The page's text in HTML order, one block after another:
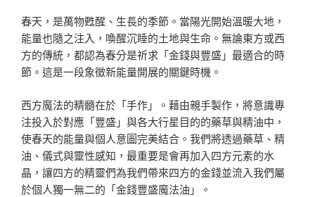
春天，是萬物甦醒、生長的季節。當陽光開始溫暖大地，
能量也隨之注入，喚醒沉睡的土地與生命。無論東方或西
方的傳統，都認為春分是祈求「金錢與豐盛」最適合的時
節。這是一段象徵新能量開展的關鍵時機。
西方魔法的精髓在於「手作」。藉由親手製作，將意識專
注投入於對應「豐盛」與各大行星目的的藥草與精油中，
使春天的能量與個人意圖完美結合。我們將透過藥草、精
油、儀式與靈性感知，最重要是會再加入四方元素的水
晶，讓四方的精靈們為我們帶來四方的金錢並流入我們屬
於個人獨一無二的「金錢豐盛魔法油」。